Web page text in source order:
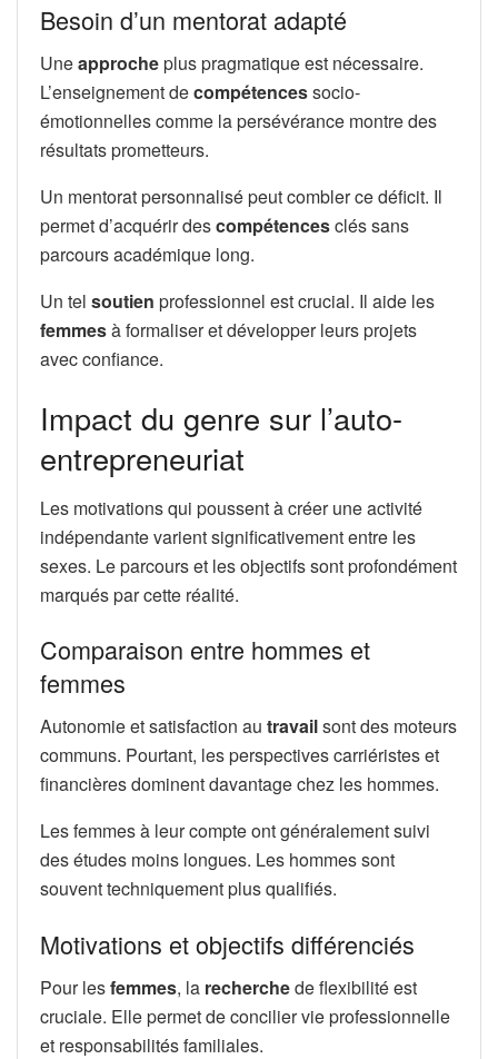
Besoin d’un mentorat adapté
Uneapprocheplus pragmatique est nécessaire.
L’enseignement decompétencessocio-
émotionnelles comme la persévérance montre des
résultats prometteurs.
Un mentorat personnalisé peut combler ce déficit. Il
permet d’acquérir descompétencesclés sans
parcours académique long.
Un tel soutien professionnel est crucial. Il aide les
femmesà formaliser et développer leurs projets
avec confiance.
Impact du genre sur l’auto-
entrepreneuriat
Les motivations qui poussent à créer une activité
indépendante varient significativement entre les
sexes. Le parcours et les objectifs sont profondément
marqués par cette réalité.
Comparaison entre hommes et
femmes
Autonomie et satisfaction au travailsont des moteurs
communs. Pourtant, les perspectives carriéristes et
financières dominent davantage chez les hommes.
Les femmes à leur compte ont généralement suivi
des études moins longues. Les hommes sont
souvent techniquement plus qualifiés.
Motivations et objectifs différenciés
Pour lesfemmes, la recherchede flexibilité est
cruciale. Elle permet de concilier vie professionnelle
et responsabilités familiales.